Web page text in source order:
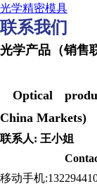
光学精密模具
联系我们
光学产品
Optical
China Markets)
联
Contact
移动手